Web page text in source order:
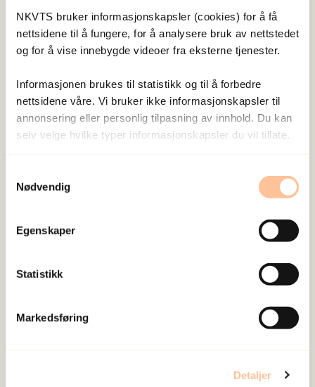
NKVTS bruker informasjonskapsler (cookies) for å få
nettsidene til å fungere, for å analysere bruk av nettstedet
og for å vise innebygde videoer fra eksterne tjenester.
Informasjonen brukes til statistikk og til å forbedre
nettsidene våre. Vi bruker ikke informasjonskapsler til
annonsering eller personlig tilpasning av innhold. Du kan
selv velge hvilke typer informasjonskapsler du vil tillate.
Nødvendig
Egenskaper
Statistikk
Markedsføring
Detaljer
Forskerne vet ikke sikkert hva forklaringen er. Det
de kan si med sikkerhet etter denne studien, er at
det er mer sannsynlig at psykiske plager en
person får som følge av en traumatisk hendelse,
vedvarer dersom personen også har betydelige
kroppslige plager.
Må tas på alvor
De fleste som opplever en traumatisk hendelse,
er ikke i behandling, hverken for fysiske eller
berørte, både de utsatte og deres pårørende, er
over, og søker hjelp.
anerkjenne at behandling av tidlige kroppslige